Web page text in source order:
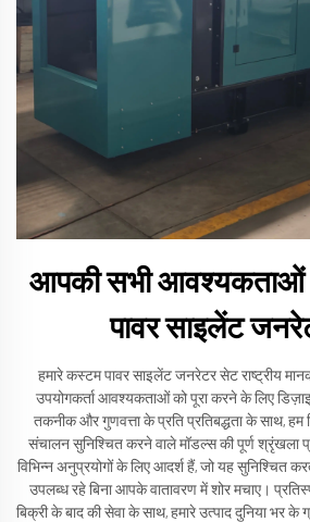
आपकी सभी आवश्यकताओं
पावर साइलेंट
हमारे कस्टम पावर साइलेंट जनरेटर सेट राष्ट्रीय
उपयोगकर्ता आवश्यकताओं को पूरा करने के लिए
तकनीक और गुणवत्ता के प्रति प्रतिबद्धता के साथ, हम
संचालन सुनिश्चित करने वाले मॉडल्स की पूर्ण श्रृंखला
विभिन्न अनुप्रयोगों के लिए आदर्श हैं, जो यह सुनिश्चित
उपलब्ध रहे बिना आपके वातावरण में शोर मचाए।
बिक्री के बाद की सेवा के साथ, हमारे उत्पाद दुनिया भर के